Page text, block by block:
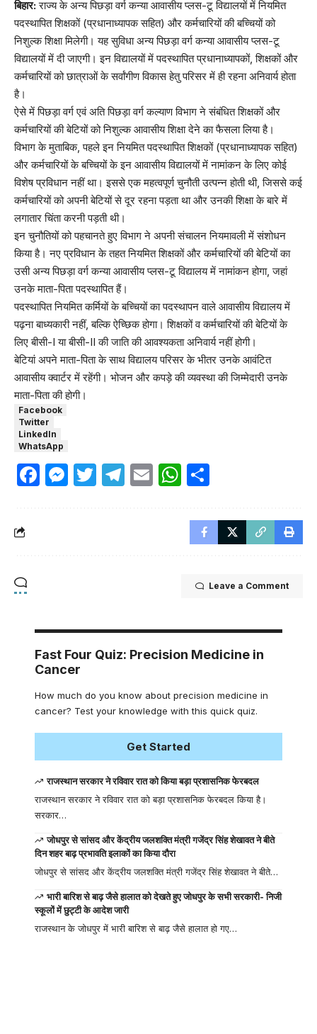
बिहार:राज्य के अन्य पिछड़ा वर्ग कन्या आवासीय प्लस-टू विद्यालयों में नियमित
पदस्थापित शिक्षकों (प्रधानाध्यापक सहित) और कर्मचारियों की बच्चियों को
निशुल्क शिक्षा मिलेगी। यह सुविधा अन्य पिछड़ा वर्ग कन्या आवासीय प्लस-टू
विद्यालयों में दी जाएगी। इन विद्यालयों में पदस्थापित प्रधानाध्यापकों, शिक्षकों और
कर्मचारियों को छात्राओं के सर्वांगीण विकास हेतु परिसर में ही रहना अनिवार्य होता
है।
ऐसे में पिछड़ा वर्ग एवं अति पिछड़ा वर्ग कल्याण विभाग ने संबंधित शिक्षकों और
कर्मचारियों की बेटियों को निशुल्क आवासीय शिक्षा देने का फैसला लिया है।
विभाग के मुताबिक, पहले इन नियमित पदस्थापित शिक्षकों (प्रधानाध्यापक सहित)
और कर्मचारियों के बच्चियों के इन आवासीय विद्यालयों में नामांकन के लिए कोई
विशेष प्रविधान नहीं था। इससे एक महत्वपूर्ण चुनौती उत्पन्न होती थी, जिससे कई
कर्मचारियों को अपनी बेटियों से दूर रहना पड़ता था और उनकी शिक्षा के बारे में
लगातार चिंता करनी पड़ती थी।
इन चुनौतियों को पहचानते हुए विभाग ने अपनी संचालन नियमावली में संशोधन
किया है। नए प्रविधान के तहत नियमित शिक्षकों और कर्मचारियों की बेटियों का
उसी अन्य पिछड़ा वर्ग कन्या आवासीय प्लस-टू विद्यालय में नामांकन होगा, जहां
उनके माता-पिता पदस्थापित हैं।
पदस्थापित नियमित कर्मियों के बच्चियों का पदस्थापन वाले आवासीय विद्यालय में
पढ़ना बाध्यकारी नहीं, बल्कि ऐच्छिक होगा। शिक्षकों व कर्मचारियों की बेटियों के
लिए बीसी-I या बीसी-II की जाति की आवश्यकता अनिवार्य नहीं होगी।
बेटियां अपने माता-पिता के साथ विद्यालय परिसर के भीतर उनके आवंटित
आवासीय क्वार्टर में रहेंगी। भोजन और कपड़े की व्यवस्था की जिम्मेदारी उनके
माता-पिता की होगी।
Facebook
Twitter
LinkedIn
WhatsApp
Facebook
Messenger
Twitter
Telegram
EmailWhatsApp
Leave a Comment
Fast Four Quiz: Precision Medicine in
Cancer
How much do you know about precision medicine in
cancer? Test your knowledge with this quick quiz.
Get Started
राजस्थान सरकार ने रविवार रात को किया बड़ा प्रशासनिक फेरबदल
राजस्थान सरकार ने रविवार रात को बड़ा प्रशासनिक फेरबदल किया है।
सरकार…
जोधपुर से सांसद और केंद्रीय जलशक्ति मंत्री गजेंद्र सिंह शेखावत ने बीते
दिन शहर बाढ़ प्रभावति इलाकों का किया दौरा
जोधपुर से सांसद और केंद्रीय जलशक्ति मंत्री गजेंद्र सिंह शेखावत ने बीते…
भारी बारिश से बाढ़ जैसे हालात को देखते हुए जोधपुर के सभी सरकारी- निजी
स्कूलों में छुट्टी के आदेश जारी
राजस्थान के जोधपुर में भारी बारिश से बाढ़ जैसे हालात हो गए…